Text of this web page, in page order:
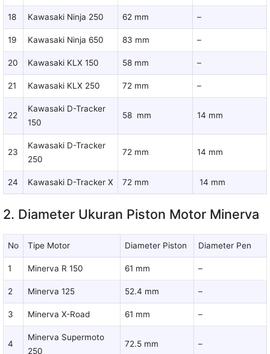
18 Kawasaki Ninja 250 62 mm –
19 Kawasaki Ninja 650 83 mm –
20 Kawasaki KLX 150 58 mm –
21 Kawasaki KLX 250 72 mm –
22
Kawasaki D-Tracker
150
58 mm 14 mm
23
Kawasaki D-Tracker
250
72 mm 14 mm
24 Kawasaki D-Tracker X 72 mm 14 mm
2. Diameter Ukuran Piston Motor Minerva
No Tipe Motor Diameter Piston Diameter Pen
1 Minerva R 150 61 mm –
2 Minerva 125 52.4 mm –
3 Minerva X-Road 61 mm –
4
Minerva Supermoto
250
72.5 mm –